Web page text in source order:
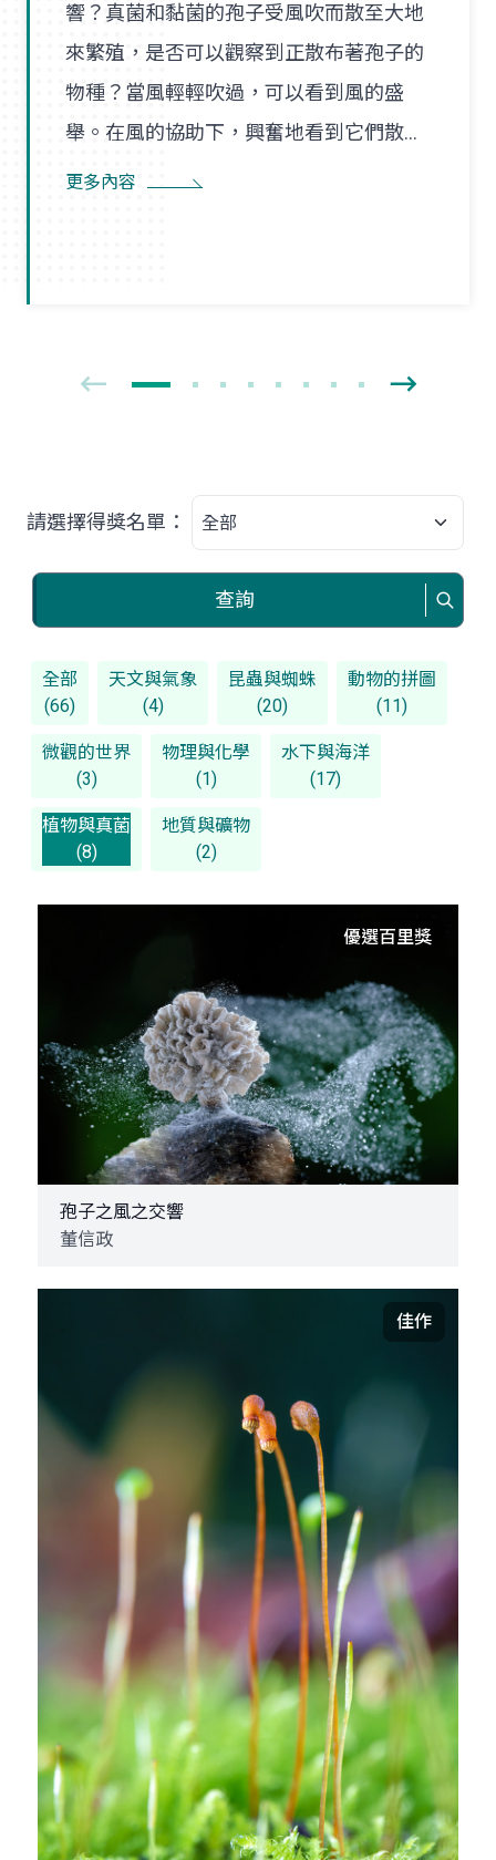
響？真菌和黏菌的孢子受風吹而散至大地
來繁殖，是否可以觀察到正散布著孢子的
物種？當風輕輕吹過，可以看到風的盛
舉。在風的協助下，興奮地看到它們散播
孢子的盛況，在精彩過程中也看到了風的
更多內容
請選擇得獎名單：
查詢
全部
(66)
天文與氣象
(4)
昆蟲與蜘蛛
(20)
動物的拼圖
(11)
微觀的世界
(3)
物理與化學
(1)
水下與海洋
(17)
植物與真菌
(8)
地質與礦物
(2)
優選百里獎
孢子之風之交響
董信政
佳作